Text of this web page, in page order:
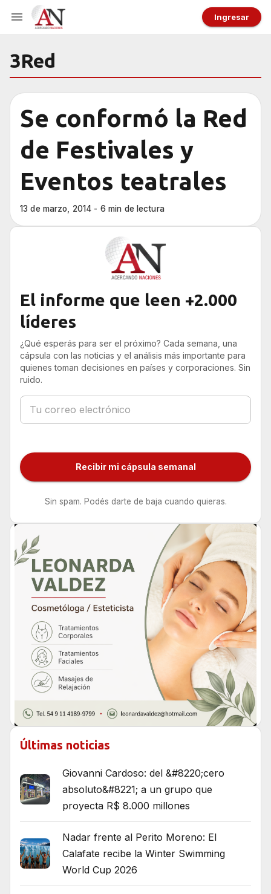
Ingresar
3Red
Se conformó la Red
de Festivales y
Eventos teatrales
13 de marzo, 2014 - 6 min de lectura
El informe que leen +2.000
líderes
¿Qué esperás para ser el próximo? Cada semana, una
cápsula con las noticias y el análisis más importante para
quienes toman decisiones en países y corporaciones. Sin
ruido.
Recibir mi cápsula semanal
Sin spam. Podés darte de baja cuando quieras.
Últimas noticias
Giovanni Cardoso: del &#8220;cero
absoluto&#8221; a un grupo que
proyecta R$ 8.000 millones
Nadar frente al Perito Moreno: El
Calafate recibe la Winter Swimming
World Cup 2026